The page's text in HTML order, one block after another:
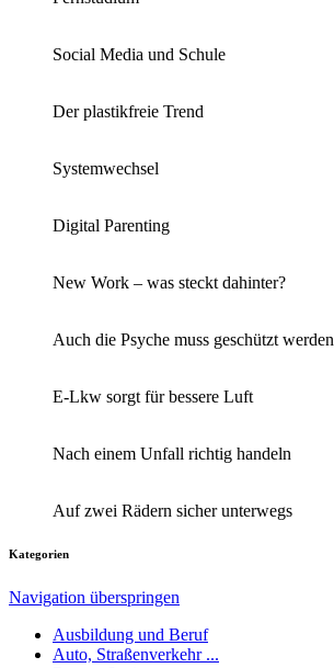
Social Media und Schule
Der plastikfreie Trend
Systemwechsel
Digital Parenting
New Work – was steckt dahinter?
Auch die Psyche muss geschützt werden
E-Lkw sorgt für bessere Luft
Nach einem Unfall richtig handeln
Auf zwei Rädern sicher unterwegs
Kategorien
Navigation überspringen
Ausbildung und Beruf
Auto, Straßenverkehr ...